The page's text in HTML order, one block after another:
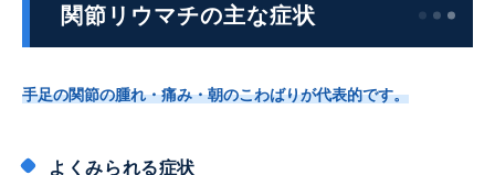
関節リウマチの主な症状
手足の関節の腫れ・痛み・朝のこわばりが代表的です。
よくみられる症状